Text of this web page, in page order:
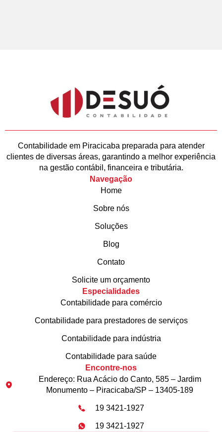
Contabilidade em Piracicaba preparada para atender
clientes de diversas áreas, garantindo a melhor experiência
na gestão contábil, financeira e tributária.
Navegação
Home
Sobre nós
Soluções
Blog
Contato
Solicite um orçamento
Especialidades
Contabilidade para comércio
Contabilidade para prestadores de serviços
Contabilidade para indústria
Contabilidade para saúde
Encontre-nos
Endereço: Rua Acácio do Canto, 585 – Jardim
Monumento – Piracicaba/SP – 13405-189
19 3421-1927
19 3421-1927